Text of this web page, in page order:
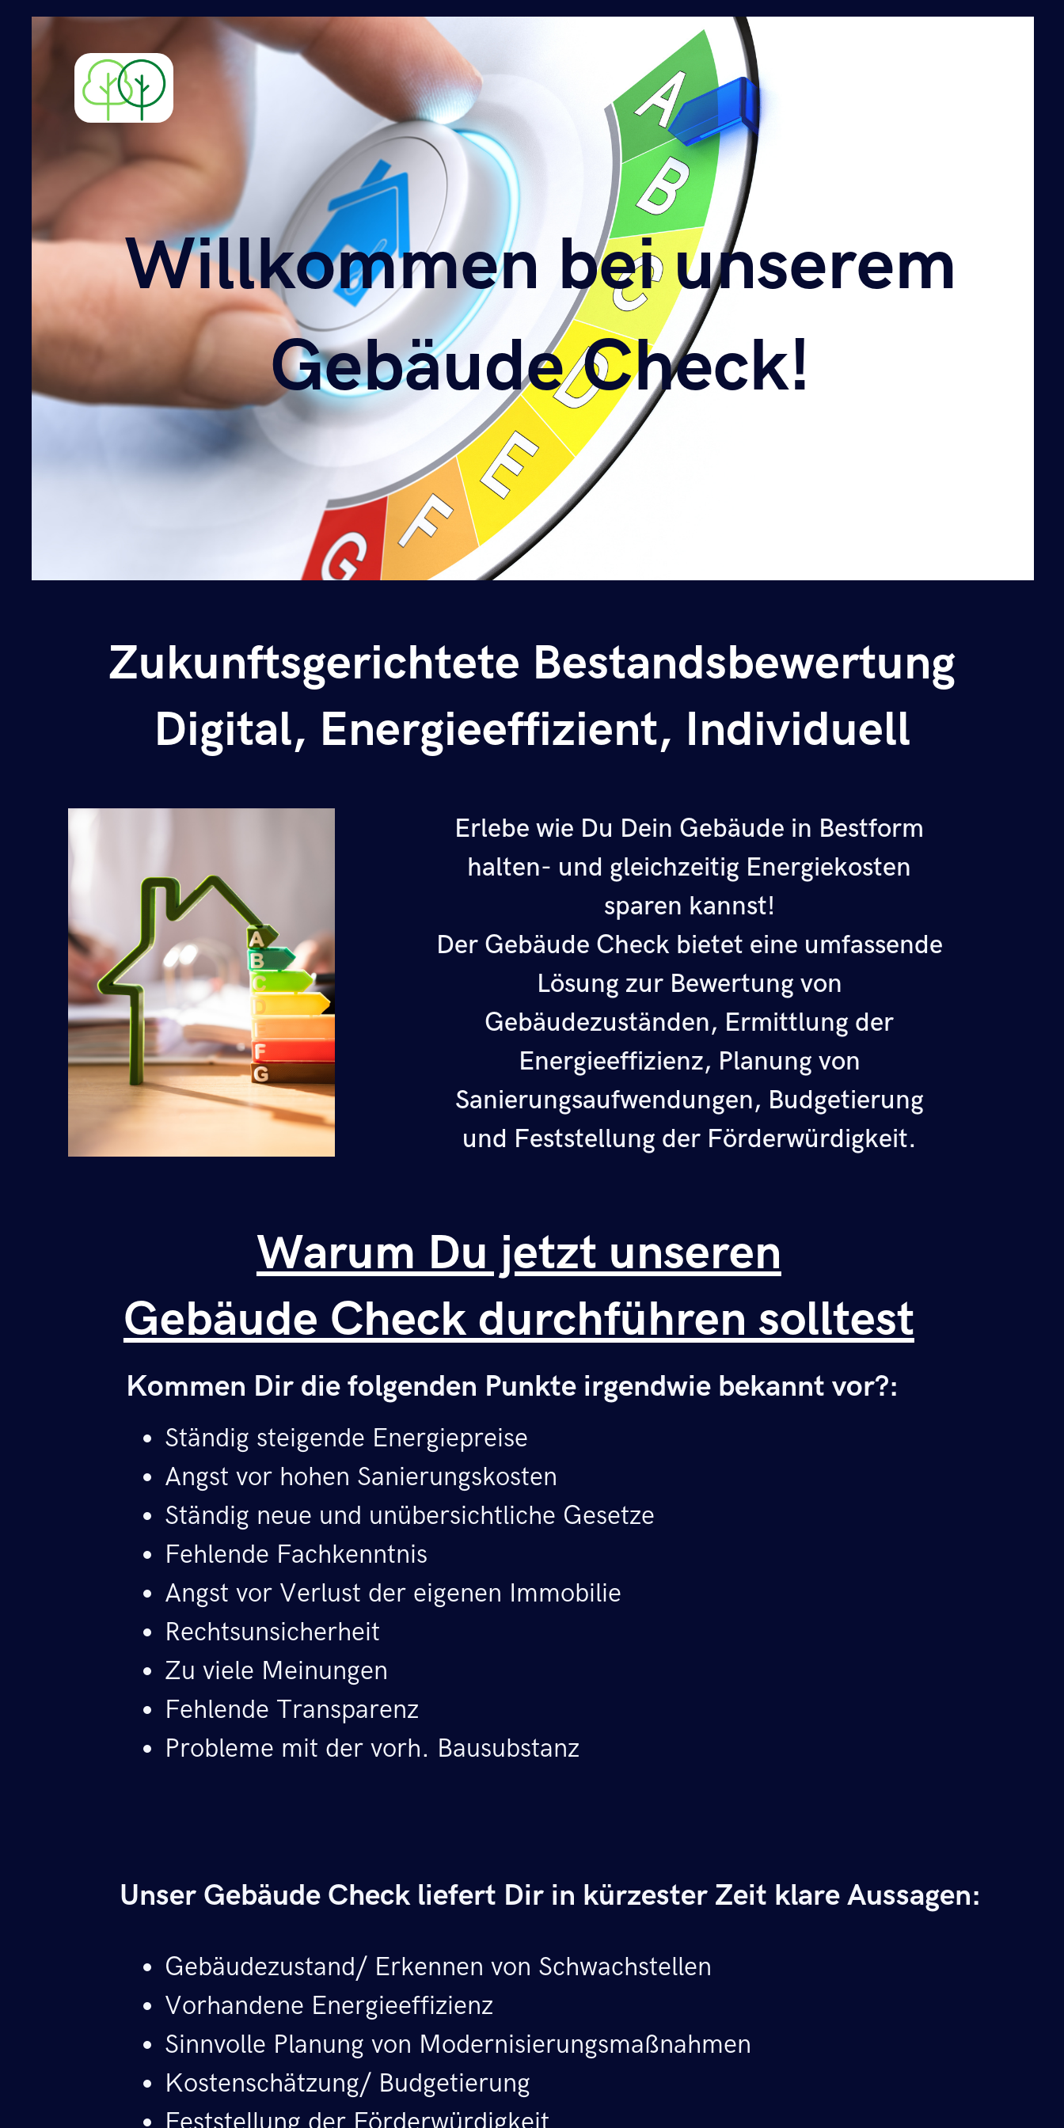
Willkommen bei unserem
Gebäude Check!
Willkommen bei unserem
Gebäude Check!
Zukunftsgerichtete Bestandsbewertung
Digital, Energieeffizient, Individuell
Erlebe wie Du Dein Gebäude in Bestform
halten- und gleichzeitig Energiekosten
sparen kannst!
Der Gebäude Check bietet eine umfassende
Lösung zur Bewertung von
Gebäudezuständen, Ermittlung der
Energieeffizienz, Planung von
Sanierungsaufwendungen, Budgetierung
und Feststellung der Förderwürdigkeit.
Warum Du jetzt unseren
Gebäude Check durchführen solltest
Kommen Dir die folgenden Punkte irgendwie bekannt vor?:
Ständig steigende Energiepreise
Angst vor hohen Sanierungskosten
Ständig neue und unübersichtliche Gesetze
Fehlende Fachkenntnis
Angst vor Verlust der eigenen Immobilie
Rechtsunsicherheit
Zu viele Meinungen
Fehlende Transparenz
Probleme mit der vorh. Bausubstanz
Unser Gebäude Check liefert Dir in kürzester Zeit klare Aussagen:
Gebäudezustand/ Erkennen von Schwachstellen
Vorhandene Energieeffizienz
Sinnvolle Planung von Modernisierungsmaßnahmen
Kostenschätzung/ Budgetierung